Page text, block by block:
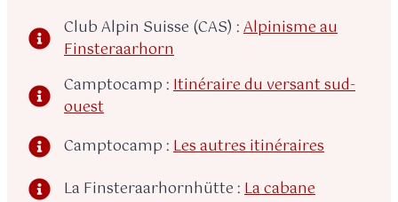
Club Alpin Suisse (CAS) :Alpinisme au
Finsteraarhorn
Camptocamp :Itinéraire du versant sud-
ouest
Camptocamp :Les autres itinéraires
La Finsteraarhornhütte :La cabane